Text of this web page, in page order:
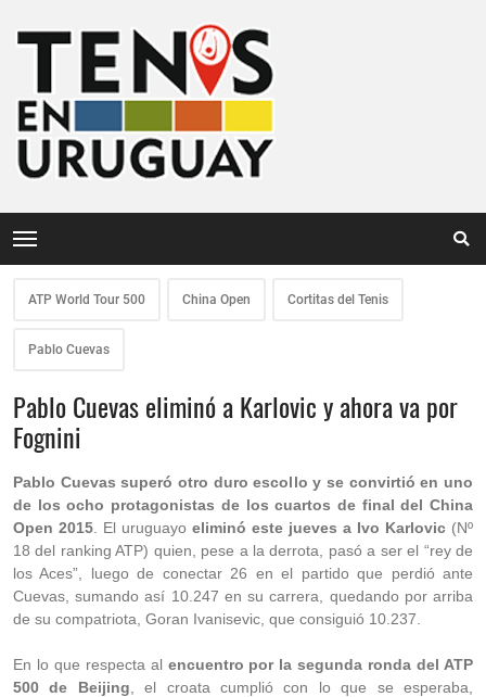
ATP World Tour 500 China Open Cortitas del Tenis
Pablo Cuevas
Pablo Cuevas eliminó a Karlovic y ahora va por
Fognini
Pablo Cuevas superó otro duro escollo y se convirtió en uno
de los ocho protagonistas de los cuartos de final del China
Open 2015 . El uruguayo eliminó este jueves a Ivo Karlovic (Nº
18 del ranking ATP) quien, pese a la derrota, pasó a ser el “rey de
los Aces”, luego de conectar 26 en el partido que perdió ante
Cuevas, sumando así 10.247 en su carrera, quedando por arriba
de su compatriota, Goran Ivanisevic, que consiguió 10.237.
En lo que respecta al encuentro por la segunda ronda del ATP
500 de Beijing , el croata cumplió con lo que se esperaba,